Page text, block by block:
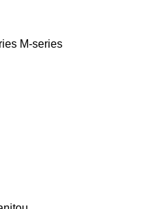
M-series